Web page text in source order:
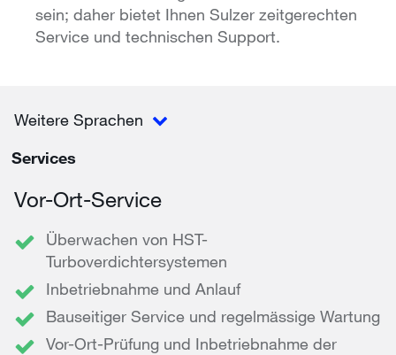
sein; daher bietet Ihnen Sulzer zeitgerechten
Service und technischen Support.
Weitere Sprachen
Services
Vor-Ort-Service
Überwachen von HST-
Turboverdichtersystemen
Inbetriebnahme und Anlauf
Bauseitiger Service und regelmässige Wartung
Vor-Ort-Prüfung und Inbetriebnahme der